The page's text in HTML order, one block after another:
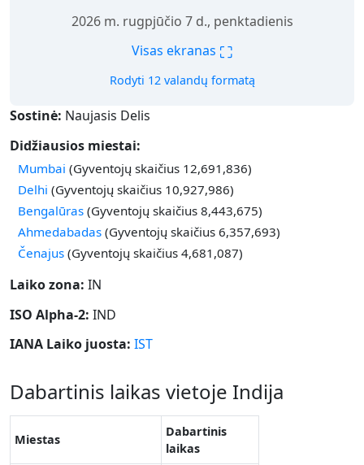
2026 m. rugpjūčio 7 d., penktadienis
Visas ekranas ⛶
Rodyti 12 valandų formatą
Sostinė: Naujasis Delis
Didžiausios miestai:
Mumbai (Gyventojų skaičius 12,691,836)
Delhi (Gyventojų skaičius 10,927,986)
Bengalūras (Gyventojų skaičius 8,443,675)
Ahmedabadas (Gyventojų skaičius 6,357,693)
Čenajus (Gyventojų skaičius 4,681,087)
Laiko zona: IN
ISO Alpha-2: IND
IANA Laiko juosta: IST
Dabartinis laikas vietoje Indija
Miestas
Dabartinis
laikas